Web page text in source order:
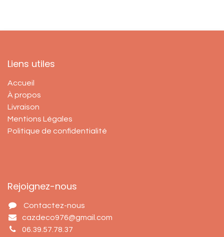
Liens utiles
Accueil
À propos
Livraison
Mentions Légales
Politique de confidentialité
Rejoignez-nous
Contactez-nous
cazdeco976@gmail.com
06.39.57.78.37